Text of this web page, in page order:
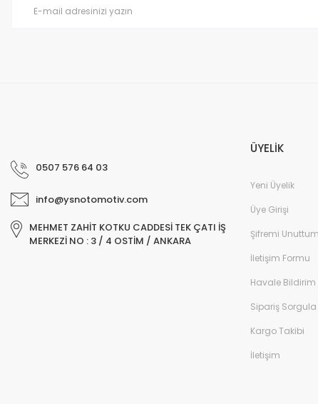
0507 576 64 03
info@ysnotomotiv.com
MEHMET ZAHİT KOTKU CADDESİ TEK ÇATI İŞ
MERKEZİ NO : 3 / 4 OSTİM / ANKARA
ÜYELİK
Yeni Üyelik
Üye Girişi
Şifremi Unuttum
İletişim Formu
Havale Bildirim
Sipariş Sorgula
Kargo Takibi
İletişim